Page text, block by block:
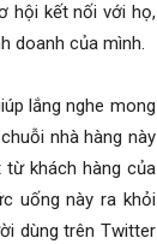
hội kết nối với họ,
doanh của mình.
lắng nghe mong
nhà hàng này
từ khách hàng của
uống này ra khỏi
dùng trên Twitter